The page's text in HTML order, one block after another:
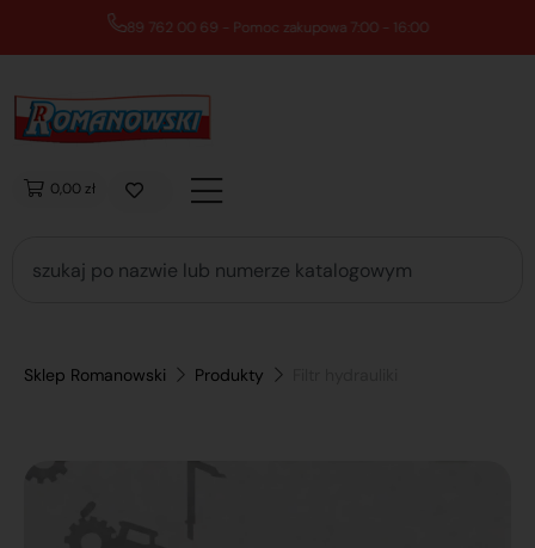
89 762 00 69 - Pomoc zakupowa 7:00 - 16:00
0,00 zł
Sklep Romanowski Produkty